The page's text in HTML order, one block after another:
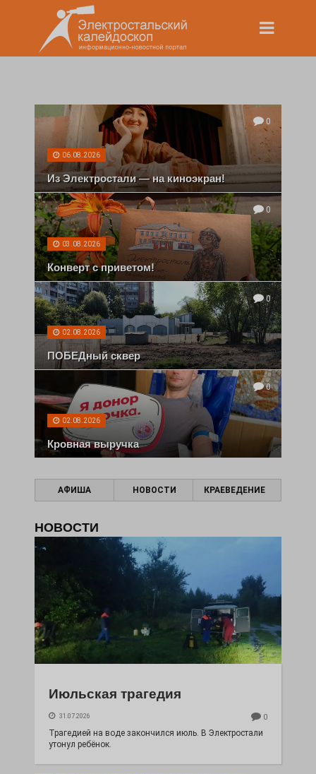
0
06.08.2026
Из Электростали — на киноэкран!
0
03.08.2026
Конверт с приветом!
0
02.08.2026
ПОБЕДный сквер
0
02.08.2026
Кровная выручка
АФИША НОВОСТИ КРАЕВЕДЕНИЕ
НОВОСТИ
Июльская трагедия
31.07.2026 0
Трагедией на воде закончился июль. В Электростали
утонул ребёнок.